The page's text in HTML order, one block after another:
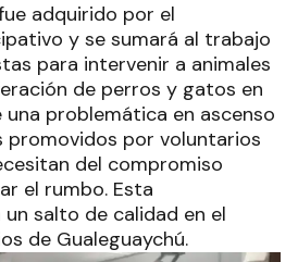
adquirido por el
y se sumará al trabajo
para intervenir a animales
de perros y gatos en
una problemática en ascenso
promovidos por voluntarios
del compromiso
el rumbo. Esta
salto de calidad en el
de Gualeguaychú.